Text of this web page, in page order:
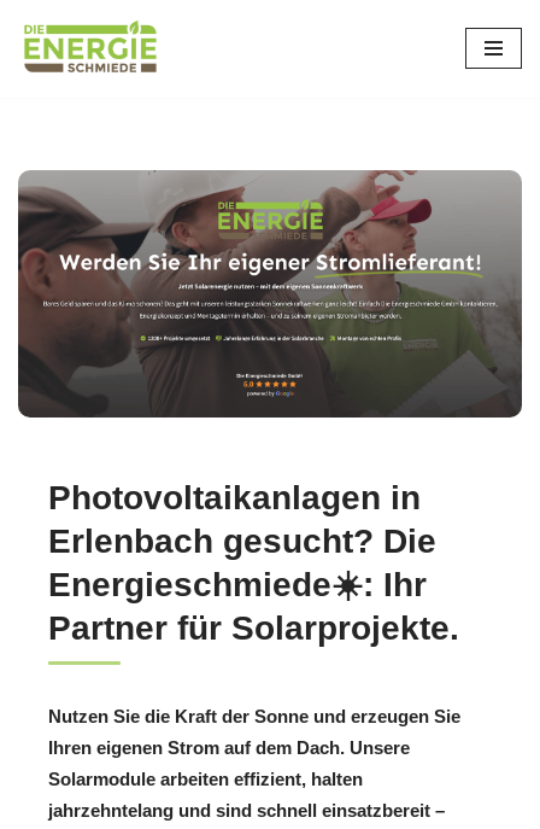
Zum
Photovoltaikanlagen in
Erlenbach gesucht? Die
Energieschmiede☀️: Ihr
Partner für Solarprojekte.
Nutzen Sie die Kraft der Sonne und erzeugen Sie
Ihren eigenen Strom auf dem Dach. Unsere
Solarmodule arbeiten effizient, halten
jahrzehntelang und sind schnell einsatzbereit –